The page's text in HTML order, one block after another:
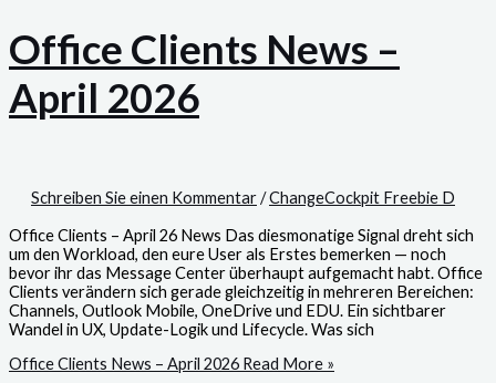
Office Clients News –
April 2026
Schreiben Sie einen Kommentar/ChangeCockpit Freebie D
Office Clients – April 26 News Das diesmonatige Signal dreht sich
um den Workload, den eure User als Erstes bemerken — noch
bevor ihr das Message Center überhaupt aufgemacht habt. Office
Clients verändern sich gerade gleichzeitig in mehreren Bereichen:
Channels, Outlook Mobile, OneDrive und EDU. Ein sichtbarer
Wandel in UX, Update-Logik und Lifecycle. Was sich
Office Clients News – April 2026 Read More »